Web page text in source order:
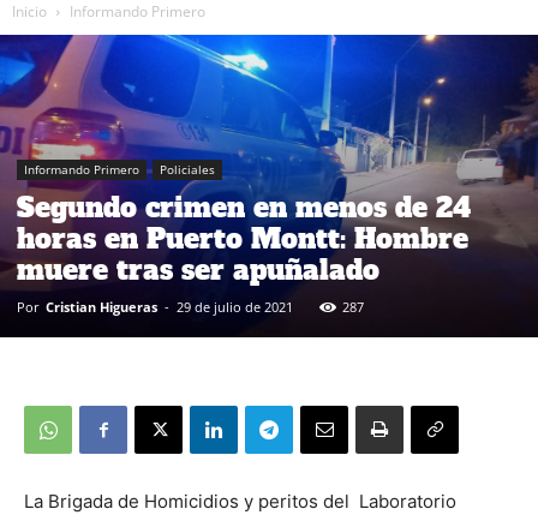
Inicio Informando Primero
Informando Primero Policiales
Segundo crimen en menos de 24
horas en Puerto Montt: Hombre
muere tras ser apuñalado
Por Cristian Higueras - 29 de julio de 2021 287
La Brigada de Homicidios y peritos del Laboratorio